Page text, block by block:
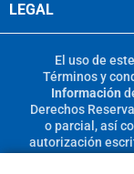
LEGAL
El uso de
Términos y
Información
Derechos
o parcial, así
autorización